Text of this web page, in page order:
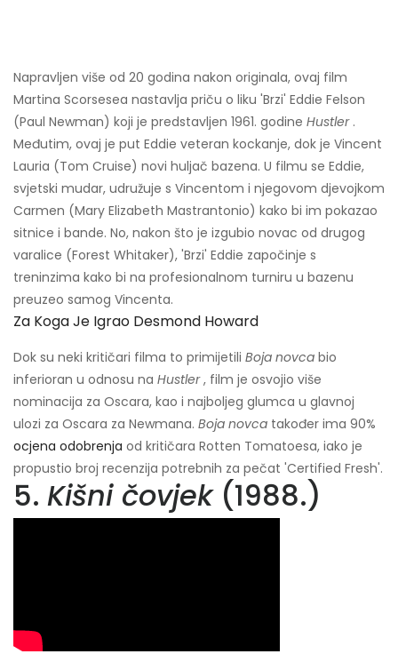
Napravljen više od 20 godina nakon originala, ovaj film
Martina Scorsesea nastavlja priču o liku 'Brzi' Eddie Felson
(Paul Newman) koji je predstavljen 1961. godine Hustler.
Međutim, ovaj je put Eddie veteran kockanje, dok je Vincent
Lauria (Tom Cruise) novi huljač bazena. U filmu se Eddie,
svjetski mudar, udružuje s Vincentom i njegovom djevojkom
Carmen (Mary Elizabeth Mastrantonio) kako bi im pokazao
sitnice i bande. No, nakon što je izgubio novac od drugog
varalice (Forest Whitaker), 'Brzi' Eddie započinje s
treninzima kako bi na profesionalnom turniru u bazenu
preuzeo samog Vincenta.
Za Koga Je Igrao Desmond Howard
Dok su neki kritičari filma to primijetili Boja novca bio
inferioran u odnosu na Hustler, film je osvojio više
nominacija za Oscara, kao i najboljeg glumca u glavnoj
ulozi za Oscara za Newmana. Boja novca također ima 90%
ocjena odobrenja od kritičara Rotten Tomatoesa, iako je
propustio broj recenzija potrebnih za pečat 'Certified Fresh'.
5. Kišni čovjek(1988.)